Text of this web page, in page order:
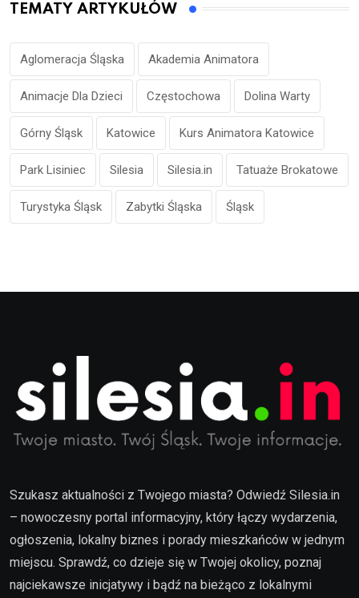
TEMATY ARTYKUŁÓW
Aglomeracja Śląska Akademia Animatora
Animacje Dla Dzieci Częstochowa Dolina Warty
Górny Śląsk Katowice Kurs Animatora Katowice
Park Lisiniec Silesia Silesia.in Tatuaże Brokatowe
Turystyka Śląsk Zabytki Śląska Śląsk
Szukasz aktualności z Twojego miasta? Odwiedź Silesia.in
– nowoczesny portal informacyjny, który łączy wydarzenia,
ogłoszenia, lokalny biznes i porady mieszkańców w jednym
miejscu. Sprawdź, co dzieje się w Twojej okolicy, poznaj
najciekawsze inicjatywy i bądź na bieżąco z lokalnymi